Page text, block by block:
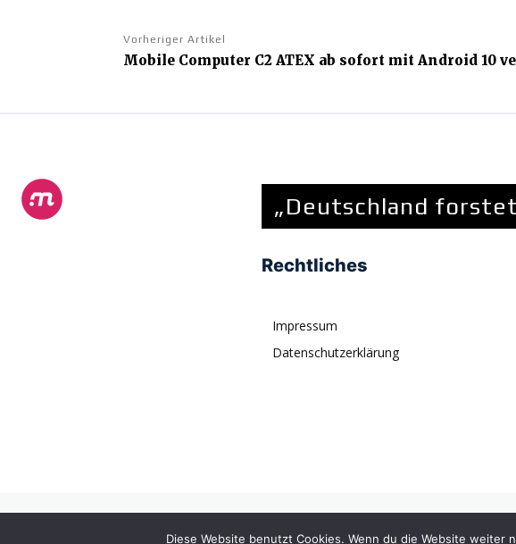
Vorheriger Artikel
Mobile Computer C2 ATEX ab sofort mit Android 10
„Deutschland
Rechtliches
Impressum
Datenschutzerklärung
Diese Website benutzt Cookies. Wenn du die Website weiter